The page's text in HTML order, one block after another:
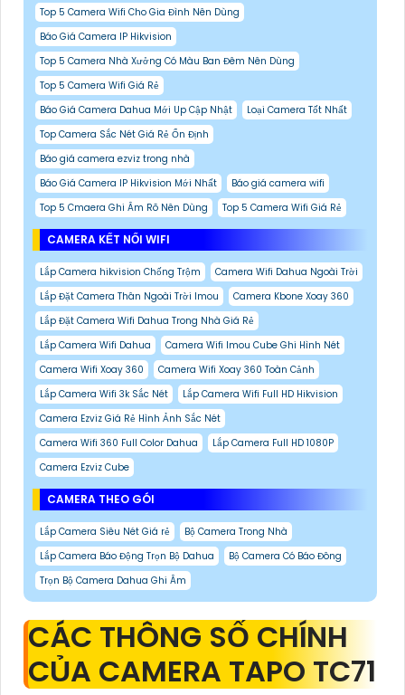
Top 5 Camera Wifi Cho Gia Đình Nên Dùng
Báo Giá Camera IP Hikvision
Top 5 Camera Nhà Xưởng Có Màu Ban Đêm Nên Dùng
Top 5 Camera Wifi Giá Rẻ
Báo Giá Camera Dahua Mới Up Cập Nhật
Loại Camera Tốt Nhất
Top Camera Sắc Nét Giá Rẻ Ổn Định
Báo giá camera ezviz trong nhà
Báo Giá Camera IP Hikvision Mới Nhất
Báo giá camera wifi
Top 5 Cmaera Ghi Âm Rõ Nên Dùng
Top 5 Camera Wifi Giá Rẻ
CAMERA KẾT NỐI WIFI
Lắp Camera hikvision Chống Trộm
Camera Wifi Dahua Ngoài Trời
Lắp Đặt Camera Thân Ngoài Trời Imou
Camera Kbone Xoay 360
Lắp Đặt Camera Wifi Dahua Trong Nhà Giá Rẻ
Lắp Camera Wifi Dahua
Camera Wifi Imou Cube Ghi Hình Nét
Camera Wifi Xoay 360
Camera Wifi Xoay 360 Toàn Cảnh
Lắp Camera Wifi 3k Sắc Nét
Lắp Camera Wifi Full HD Hikvision
Camera Ezviz Giá Rẻ Hình Ảnh Sắc Nét
Camera Wifi 360 Full Color Dahua
Lắp Camera Full HD 1080P
Camera Ezviz Cube
CAMERA THEO GÓI
Lắp Camera Siêu Nét Giá rẻ
Bộ Camera Trong Nhà
Lắp Camera Báo Động Trọn Bộ Dahua
Bộ Camera Có Báo Đông
Trọn Bộ Camera Dahua Ghi Âm
CÁC THÔNG SỐ CHÍNH
CỦA CAMERA TAPO TC71